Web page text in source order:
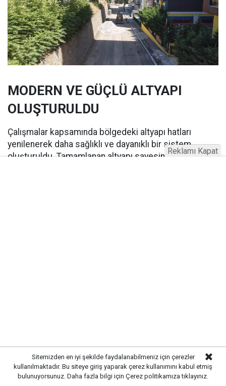
MODERN VE GÜÇLÜ ALTYAPI
OLUŞTURULDU
Çalışmalar kapsamında bölgedeki altyapı hatları
yenilenerek daha sağlıklı ve dayanıklı bir sistem
oluşturuldu. Tamamlanan altyapı sayesinde
Sitemizden en iyi şekilde faydalanabilmeniz için çerezler
kullanılmaktadır. Bu siteye giriş yaparak çerez kullanımını kabul etmiş
bulunuyorsunuz. Daha fazla bilgi için Çerez politikamıza tıklayınız.
Reklamı Kapat